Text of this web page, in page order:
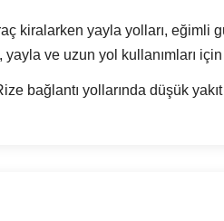
kiralarken yayla yolları, eğimli
ve uzun yol kullanımları
bağlantı yollarında düşük